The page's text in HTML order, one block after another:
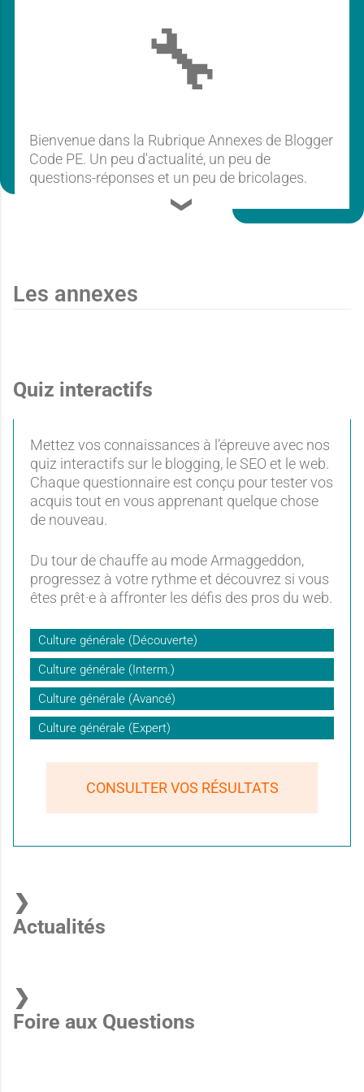
🔧
Bienvenue dans la Rubrique Annexes de Blogger
Code PE. Un peu d'actualité, un peu de
questions-réponses et un peu de bricolages.
Les annexes
Quiz interactifs
Mettez vos connaissances à l’épreuve avec nos
quiz interactifs sur le blogging, le SEO et le web.
Chaque questionnaire est conçu pour tester vos
acquis tout en vous apprenant quelque chose
de nouveau.
Du tour de chauffe au mode Armaggeddon,
progressez à votre rythme et découvrez si vous
êtes prêt·e à affronter les défis des pros du web.
Culture générale (Découverte)
Culture générale (Interm.)
Culture générale (Avancé)
Culture générale (Expert)
CONSULTER VOS RÉSULTATS
Actualités
Foire aux Questions